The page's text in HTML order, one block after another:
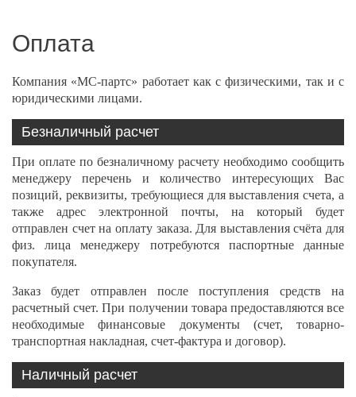
Оплата
Компания «МС-партс» работает как с физическими, так и с
юридическими лицами.
Безналичный расчет
При оплате по безналичному расчету необходимо сообщить
менеджеру перечень и количество интересующих Вас
позиций, реквизиты, требующиеся для выставления счета, а
также адрес электронной почты, на который будет
отправлен счет на оплату заказа. Для выставления счёта для
физ. лица менеджеру потребуются паспортные данные
покупателя.
Заказ будет отправлен после поступления средств на
расчетный счет. При получении товара предоставляются все
необходимые финансовые документы (счет, товарно-
транспортная накладная, счет-фактура и договор).
Наличный расчет